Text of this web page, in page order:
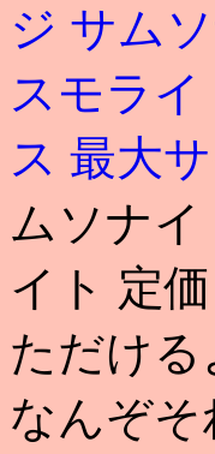
ジ サム
スモライ
ス 最大
ムソナ
イト 定
ただけ
なんぞ